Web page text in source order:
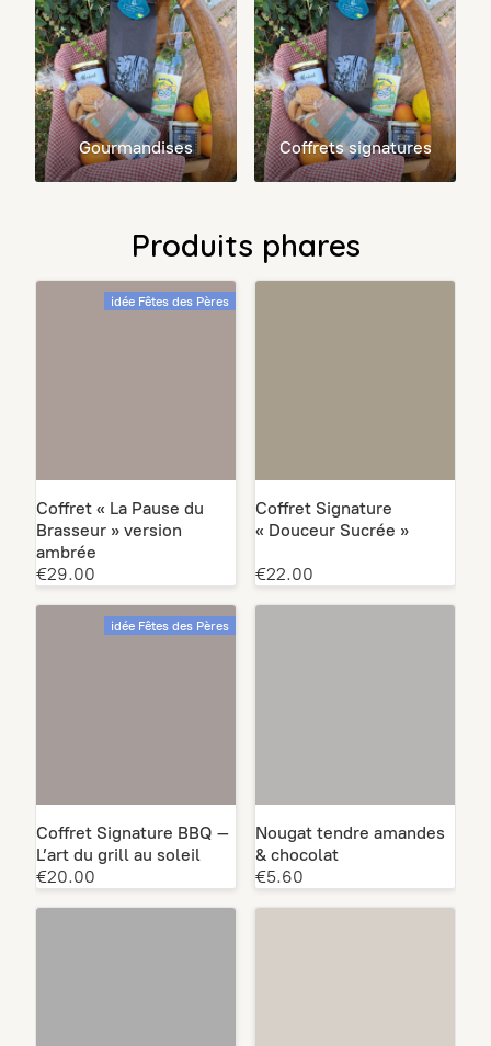
Gourmandises Coffrets signatures
Produits phares
idée Fêtes des Pères
Coffret « La Pause du
Brasseur » version
ambrée
€29.00
Coffret Signature
« Douceur Sucrée »
€22.00
idée Fêtes des Pères
Coffret Signature BBQ –
L’art du grill au soleil
€20.00
Nougat tendre amandes
& chocolat
€5.60